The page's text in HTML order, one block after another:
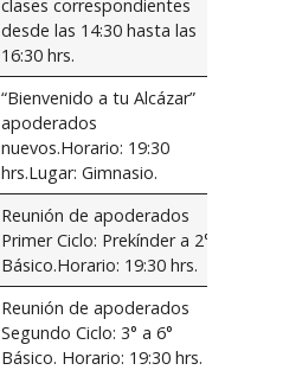
clases correspondientes
desde las 14:30 hasta las
16:30 hrs.
“Bienvenido a tu Alcázar”
apoderados
nuevos.Horario: 19:30
hrs.Lugar: Gimnasio.
Reunión de apoderados
Primer Ciclo: Prekínder a 2°
Básico.Horario: 19:30 hrs.
Reunión de apoderados
Segundo Ciclo: 3° a 6°
Básico. Horario: 19:30 hrs.